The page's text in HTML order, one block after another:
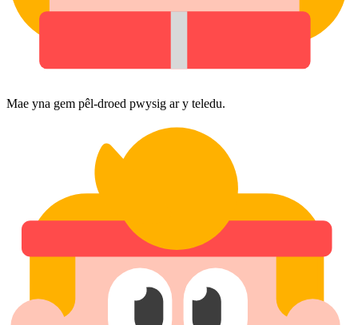
Mae yna gem pêl-droed pwysig ar y teledu.